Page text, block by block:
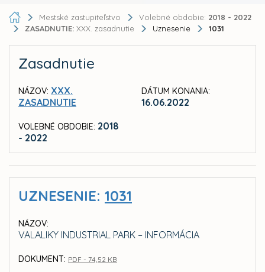
Mestské zastupiteľstvo Volebné obdobie: 2018 - 2022
ZASADNUTIE: XXX. zasadnutie Uznesenie 1031
Zasadnutie
NÁZOV: XXX.
ZASADNUTIE
VOLEBNÉ OBDOBIE: 2018
- 2022
DÁTUM KONANIA:
16.06.2022
UZNESENIE: 1031
NÁZOV:
VALALIKY INDUSTRIAL PARK – INFORMÁCIA
DOKUMENT: PDF - 74,52 KB